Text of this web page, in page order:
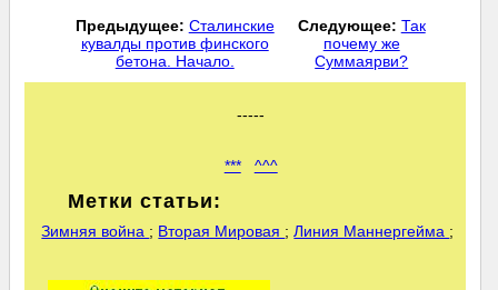
Предыдущее: Сталинские
кувалды против финского
бетона. Начало.
Следующее: Так
почему же
Суммаярви?
-----
*** ^^^
Метки статьи:
Зимняя война ; Вторая Мировая ;Линия Маннергейма ;